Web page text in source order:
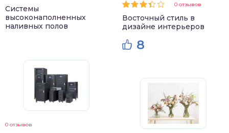
Системы
высоконаполненных
наливных полов
0 отзывов
0 отзывов
Восточный стиль в
дизайне интерьеров
8